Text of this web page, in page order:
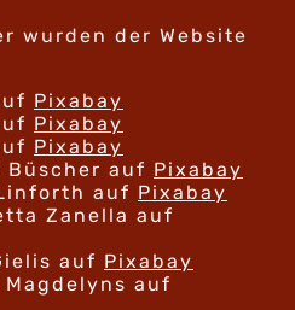
wurden der Website
Pixabay
Pixabay
Pixabay
Büscher auf Pixabay
auf Pixabay
Zanella auf
auf Pixabay
auf